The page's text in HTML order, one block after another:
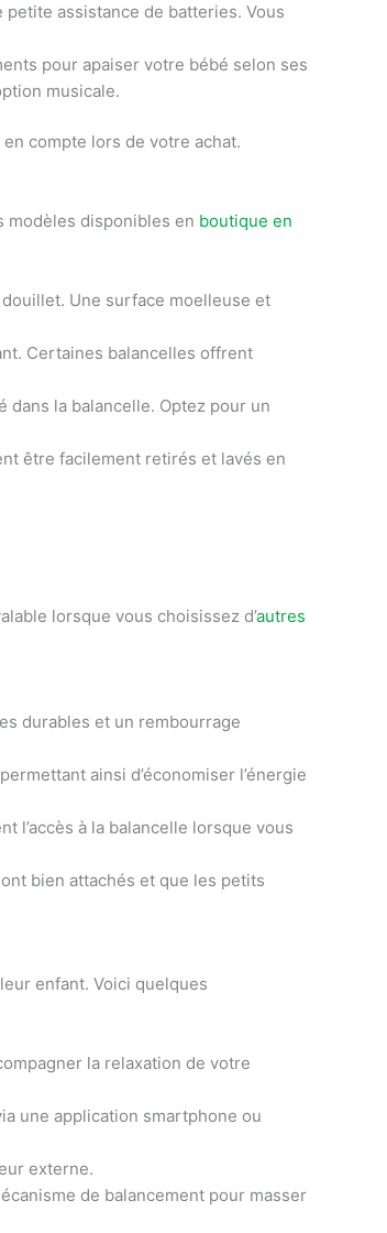
assistance de batteries. Vous
pour apaiser votre bébé selon ses
musicale.
compte lors de votre achat.
modèles disponibles en boutique en
Une surface moelleuse et
Certaines balancelles offrent
la balancelle. Optez pour un
être facilement retirés et lavés en
lorsque vous choisissez d’autres
durables et un rembourrage
ainsi d’économiser l’énergie
l’accès à la balancelle lorsque vous
bien attachés et que les petits
enfant. Voici quelques
la relaxation de votre
une application smartphone ou
externe.
de balancement pour masser